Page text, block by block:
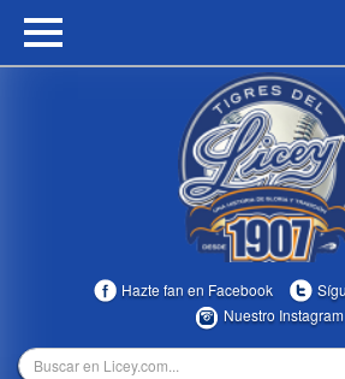
HOME
MULTIMEDIA
Hazte fan en Facebook
Nuestro Instagram